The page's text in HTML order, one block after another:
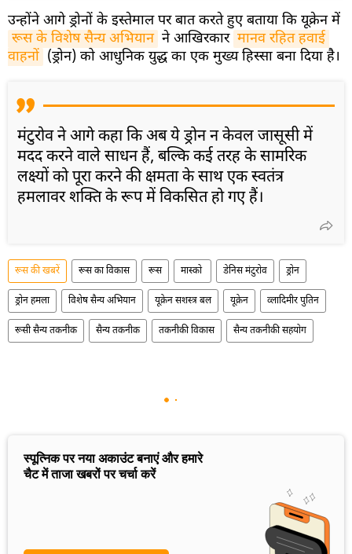
उन्होंने आगे ड्रोनों के इस्तेमाल पर बात करते हुए बताया कि यूक्रेन में
रूस के विशेष सैन्य अभियान ने आखिरकार मानव रहित हवाई
वाहनों (ड्रोन) को आधुनिक युद्ध का एक मुख्य हिस्सा बना दिया है।
मंटुरोव ने आगे कहा कि अब ये ड्रोन न केवल जासूसी में
मदद करने वाले साधन हैं, बल्कि कई तरह के सामरिक
लक्ष्यों को पूरा करने की क्षमता के साथ एक स्वतंत्र
हमलावर शक्ति के रूप में विकसित हो गए हैं।
रूस की खबरें रूस का विकास रूस मास्को डेनिस मंटुरोव ड्रोन
ड्रोन हमला विशेष सैन्य अभियान यूक्रेन सशस्त्र बल यूक्रेन व्लादिमीर पुतिन
रूसी सैन्य तकनीक सैन्य तकनीक तकनीकी विकास सैन्य तकनीकी सहयोग
स्पूत्निक पर नया अकाउंट बनाएं और हमारे
चैट में ताजा खबरों पर चर्चा करें